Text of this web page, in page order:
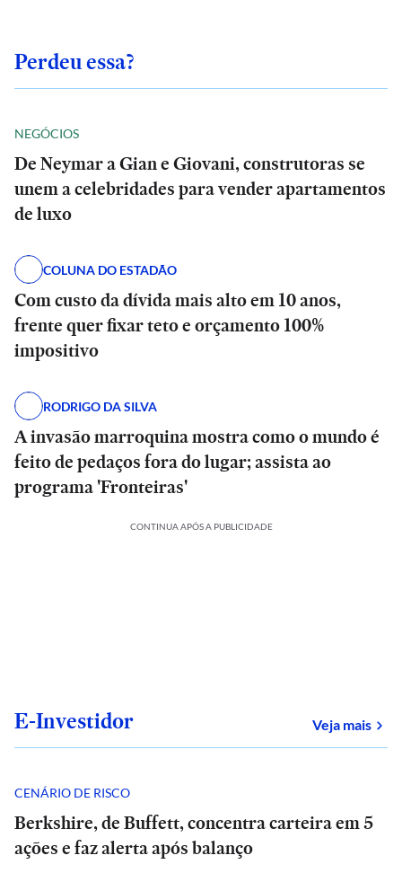
Perdeu essa?
NEGÓCIOS
De Neymar a Gian e Giovani, construtoras se
unem a celebridades para vender apartamentos
de luxo
COLUNA DO ESTADÃO
Com custo da dívida mais alto em 10 anos,
frente quer fixar teto e orçamento 100%
impositivo
RODRIGO DA SILVA
A invasão marroquina mostra como o mundo é
feito de pedaços fora do lugar; assista ao
programa 'Fronteiras'
CONTINUA APÓS A PUBLICIDADE
E-Investidor Veja mais
CENÁRIO DE RISCO
Berkshire, de Buffett, concentra carteira em 5
ações e faz alerta após balanço